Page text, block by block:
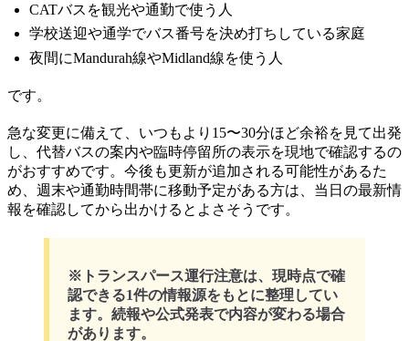
CATバスを観光や通勤で使う人
学校送迎や通学でバス番号を決め打ちしている家庭
夜間にMandurah線やMidland線を使う人
です。
急な変更に備えて、いつもより15〜30分ほど余裕を見て出発
し、代替バスの案内や臨時停留所の表示を現地で確認するの
がおすすめです。今後も更新が追加される可能性があるた
め、週末や通勤時間帯に移動予定がある方は、当日の最新情
報を確認してから出かけるとよさそうです。
※トランスパース運行注意は、現時点で確
認できる1件の情報源をもとに整理してい
ます。続報や公式発表で内容が変わる場合
があります。